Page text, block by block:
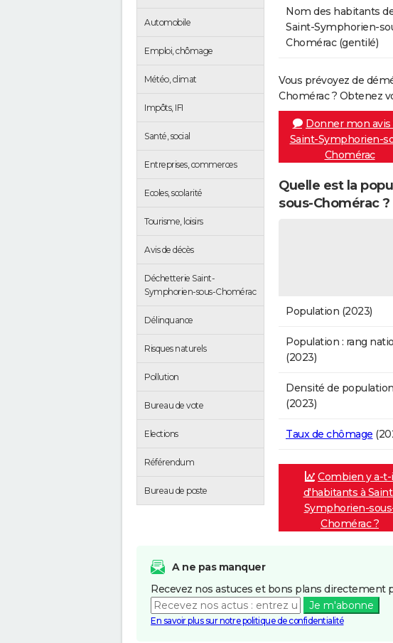
Automobile
Emploi, chômage
Météo, climat
Impôts, IFI
Santé, social
Entreprises, commerces
Ecoles, scolarité
Tourisme, loisirs
Avis de décès
Déchetterie Saint-
Symphorien-sous-Chomérac
Délinquance
Risques naturels
Pollution
Bureau de vote
Elections
Référendum
Bureau de poste
Nom des habitants
Saint-Symphorien-
Chomérac (gentilé)
Vous prévoyez de
Chomérac ? Obtenez
Donner mon avis
Saint-Symphorien-
Chomérac
Quelle est la
sous-Chomérac ?
Population (2023)
Population : rang
(2023)
Densité de population
(2023)
Taux de chômage
Combien y a-t-
d'habitants à
Symphorien-
Chomérac ?
A ne pas manquer
Recevez nos astuces et bons plans directement
Je m'abonne
En savoir plus sur notre politique de confidentialité